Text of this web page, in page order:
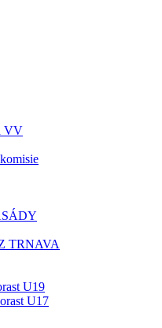
VV
TRNAVA
U19
U17